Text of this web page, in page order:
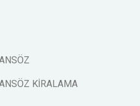
KİRALAMA